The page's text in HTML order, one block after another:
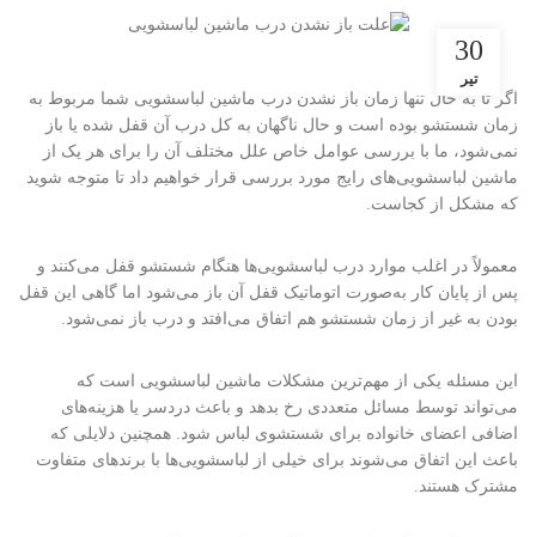
30
تیر
اگر تا به حال تنها زمان باز نشدن درب ماشین لباسشویی شما مربوط به
زمان شستشو بوده است و حال ناگهان به کل درب آن قفل شده یا باز
نمی‌شود، ما با بررسی عوامل خاص علل مختلف آن را برای هر یک از
ماشین لباسشویی‌های رایج مورد بررسی قرار خواهیم داد تا متوجه شوید
که مشکل از کجاست.
معمولاً در اغلب موارد درب لباسشویی‌ها هنگام شستشو قفل می‌کنند و
پس از پایان کار به‌صورت اتوماتیک قفل آن باز می‌شود اما گاهی این قفل
بودن به غیر از زمان شستشو هم اتفاق می‌افتد و درب باز نمی‌شود.
این مسئله یکی از مهم‌ترین مشکلات ماشین لباسشویی است که
می‌تواند توسط مسائل متعددی رخ بدهد و باعث دردسر یا هزینه‌های
اضافی اعضای خانواده برای شستشوی لباس شود. همچنین دلایلی که
باعث این اتفاق می‌شوند برای خیلی از لباسشویی‌ها با برندهای متفاوت
مشترک هستند.